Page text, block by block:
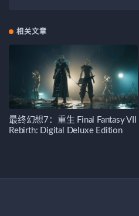
相关文章
最终幻想7：重生 Final Fantasy VII
Rebirth: Digital Deluxe Edition